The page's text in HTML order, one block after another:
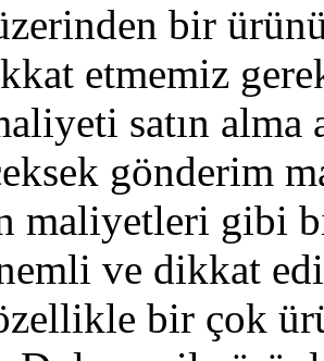
bir
etmemiz
satın alma
gönderim
maliyetleri gibi
ve dikkat
bir çok